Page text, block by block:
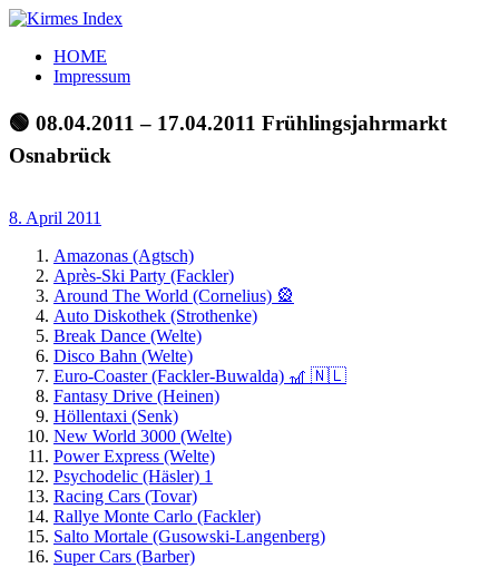
Zum
springen
Kirmes
Index
Tourpläne
der
letzten
Jahre
HOME
Impressum
🟢 08.04.2011 – 17.04.2011 Frühlingsjahrmarkt
Osnabrück
8. April 2011
Amazonas (Agtsch)
Après-Ski Party (Fackler)
Around The World (Cornelius) 🎡
Auto Diskothek (Strothenke)
Break Dance (Welte)
Disco Bahn (Welte)
Euro-Coaster (Fackler-Buwalda) 🎢 🇳🇱
Fantasy Drive (Heinen)
Höllentaxi (Senk)
New World 3000 (Welte)
Power Express (Welte)
Psychodelic (Häsler) 1
Racing Cars (Tovar)
Rallye Monte Carlo (Fackler)
Salto Mortale (Gusowski-Langenberg)
Super Cars (Barber)